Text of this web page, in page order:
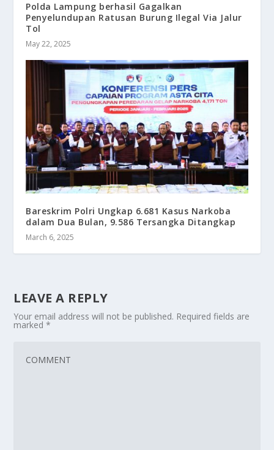
Polda Lampung berhasil Gagalkan
Penyelundupan Ratusan Burung Ilegal Via Jalur
Tol
May 22, 2025
Bareskrim Polri Ungkap 6.681 Kasus Narkoba
dalam Dua Bulan, 9.586 Tersangka Ditangkap
March 6, 2025
LEAVE A REPLY
Your email address will not be published. Required fields are
marked*